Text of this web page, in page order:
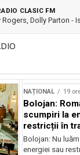
CLASIC FM
Rogers, Dolly Parton -
NAȚIONAL 19
Bolojan:
scumpiri la
restricții în
Bolojan: Nu
energiei sau